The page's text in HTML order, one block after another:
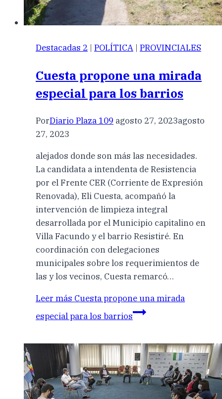
Destacadas 2 | POLÍTICA | PROVINCIALES
Cuesta propone una mirada
especial para los barrios
PorDiario Plaza 109 agosto 27, 2023agosto
27, 2023
alejados donde son más las necesidades.
La candidata a intendenta de Resistencia
por el Frente CER (Corriente de Expresión
Renovada), Eli Cuesta, acompañó la
intervención de limpieza integral
desarrollada por el Municipio capitalino en
Villa Facundo y el barrio Resistiré. En
coordinación con delegaciones
municipales sobre los requerimientos de
las y los vecinos, Cuesta remarcó…
Leer más Cuesta propone una mirada
especial para los barrios